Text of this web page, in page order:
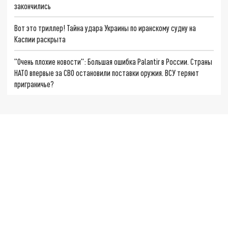
закончились
Вот это триллер! Тайна удара Украины по иранскому судну на
Каспии раскрыта
"Очень плохие новости": Большая ошибка Palantir в России. Страны
НАТО впервые за СВО остановили поставки оружия. ВСУ теряют
приграничье?